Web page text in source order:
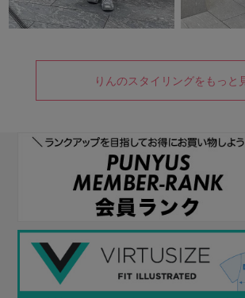
りんのスタイリングをもっと